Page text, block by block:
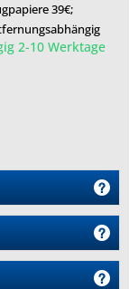
39€;
2-10 Werktage